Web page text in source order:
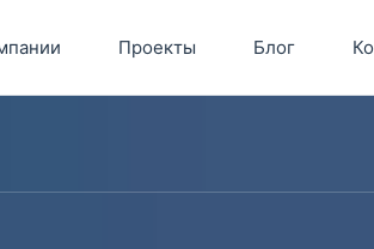
Проекты Блог